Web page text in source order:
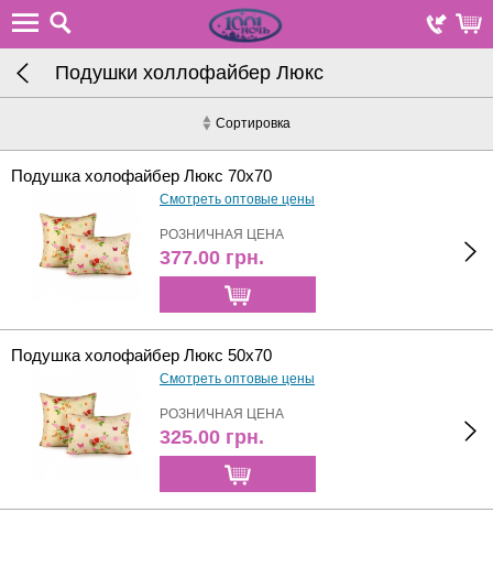
Подушки холлофайбер Люкс
Сортировка
Подушка холофайбер Люкс 70х70
Смотреть оптовые цены
РОЗНИЧНАЯ ЦЕНА
377.00 грн.
Подушка холофайбер Люкс 50х70
Смотреть оптовые цены
РОЗНИЧНАЯ ЦЕНА
325.00 грн.